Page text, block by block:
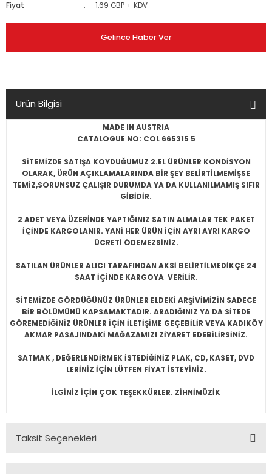
Fiyat
1,69 GBP + KDV
Gelince Haber Ver
Ürün Bilgisi
MADE IN AUSTRIA
CATALOGUE NO: COL 665315 5
SİTEMİZDE SATIŞA KOYDUĞUMUZ 2.EL ÜRÜNLER KONDİSYON
OLARAK, ÜRÜN AÇIKLAMALARINDA BİR ŞEY BELİRTİLMEMİŞSE
TEMİZ,SORUNSUZ ÇALIŞIR DURUMDA YA DA KULLANILMAMIŞ SIFIR
GİBİDİR.
2 ADET VEYA ÜZERİNDE YAPTIĞINIZ SATIN ALMALAR TEK PAKET
İÇİNDE KARGOLANIR. YANİ HER ÜRÜN İÇİN AYRI AYRI KARGO
ÜCRETİ ÖDEMEZSİNİZ.
SATILAN ÜRÜNLER ALICI TARAFINDAN AKSİ BELİRTİLMEDİKÇE 24
SAAT İÇİNDE KARGOYA VERİLİR.
SİTEMİZDE GÖRDÜĞÜNÜZ ÜRÜNLER ELDEKİ ARŞİVİMİZİN SADECE
BİR BÖLÜMÜNÜ KAPSAMAKTADIR. ARADIĞINIZ YA DA SİTEDE
GÖREMEDİĞİNİZ ÜRÜNLER İÇİN İLETİŞİME GEÇEBİLİR VEYA KADIKÖY
AKMAR PASAJINDAKİ MAĞAZAMIZI ZİYARET EDEBİLİRSİNİZ.
SATMAK , DEĞERLENDİRMEK İSTEDİĞİNİZ PLAK, CD, KASET, DVD
LERİNİZ İÇİN LÜTFEN FİYAT İSTEYİNİZ.
İLGİNİZ İÇİN ÇOK TEŞEKKÜRLER. ZİHNİMÜZİK
Taksit Seçenekleri